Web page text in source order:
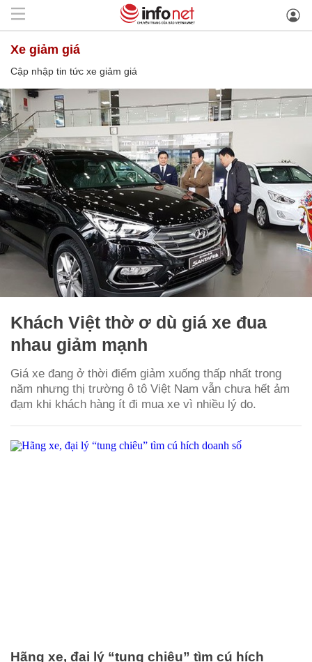
xe giảm giá
Cập nhập tin tức xe giảm giá
Khách Việt thờ ơ dù giá xe đua
nhau giảm mạnh
Giá xe đang ở thời điểm giảm xuống thấp nhất trong
năm nhưng thị trường ô tô Việt Nam vẫn chưa hết ảm
đạm khi khách hàng ít đi mua xe vì nhiều lý do.
Hãng xe, đại lý “tung chiêu” tìm cú hích